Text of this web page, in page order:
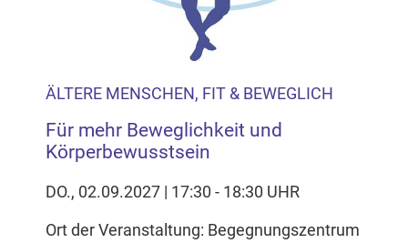
ÄLTERE MENSCHEN, FIT & BEWEGLICH
Für mehr Beweglichkeit und
Körperbewusstsein
DO., 02.09.2027 | 17:30 - 18:30 UHR
Ort der Veranstaltung: Begegnungszentrum